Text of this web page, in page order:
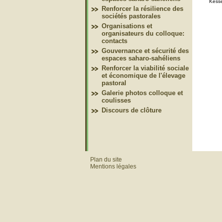
Renforcer la résilience des
sociétés pastorales
Organisations et
organisateurs du colloque:
contacts
Gouvernance et sécurité des
espaces saharo-sahéliens
Renforcer la viabilité sociale
et économique de l'élevage
pastoral
Galerie photos colloque et
coulisses
Discours de clôture
Plan du site
Mentions légales